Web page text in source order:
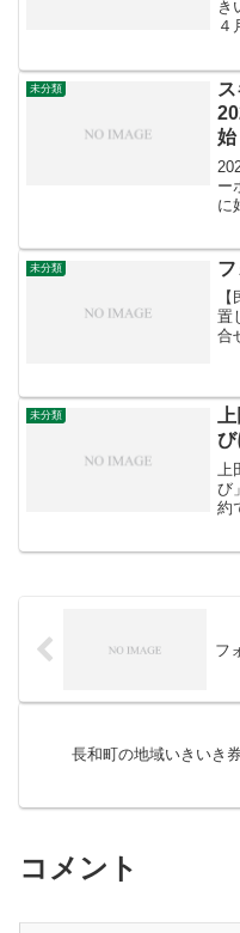
き
４
だ
未分類
始
ー
に
白
ー
未分類
置
合
未分類
び
び
約
フ
長和町の地域いきいき
コメント